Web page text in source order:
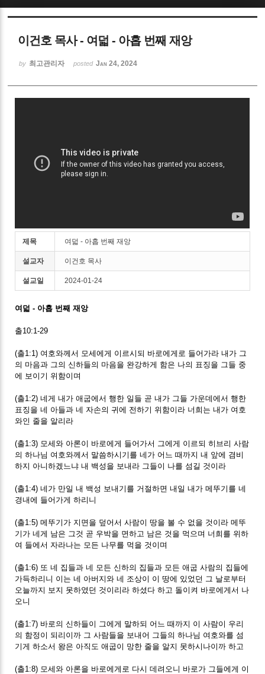
이건호 목사 - 여덟 - 아홉 번째 재앙
by 최고관리자 posted Jan 24, 2024
제목 여덟 - 아홉 번째 재앙
설교자 이건호 목사
설교일 2024-01-24
여덟 - 아홉 번째 재앙
출10:1-29
(출1:1) 여호와께서 모세에게 이르시되 바로에게로 들어가라 내가 그
의 마음과 그의 신하들의 마음을 완강하게 함은 나의 표징을 그들 중
에 보이기 위함이며
(출1:2) 네게 내가 애굽에서 행한 일들 곧 내가 그들 가운데에서 행한
표징을 네 아들과 네 자손의 귀에 전하기 위함이라 너희는 내가 여호
와인 줄을 알리라
(출1:3) 모세와 아론이 바로에게 들어가서 그에게 이르되 히브리 사람
의 하나님 여호와께서 말씀하시기를 네가 어느 때까지 내 앞에 겸비
하지 아니하겠느냐 내 백성을 보내라 그들이 나를 섬길 것이라
(출1:4) 네가 만일 내 백성 보내기를 거절하면 내일 내가 메뚜기를 네
경내에 들어가게 하리니
(출1:5) 메뚜기가 지면을 덮어서 사람이 땅을 볼 수 없을 것이라 메뚜
기가 네게 남은 그것 곧 우박을 면하고 남은 것을 먹으며 너희를 위하
여 들에서 자라나는 모든 나무를 먹을 것이며
(출1:6) 또 네 집들과 네 모든 신하의 집들과 모든 애굽 사람의 집들에
가득하리니 이는 네 아버지와 네 조상이 이 땅에 있었던 그 날로부터
오늘까지 보지 못하였던 것이리라 하셨다 하고 돌이켜 바로에게서 나
오니
(출1:7) 바로의 신하들이 그에게 말하되 어느 때까지 이 사람이 우리
의 함정이 되리이까 그 사람들을 보내어 그들의 하나님 여호와를 섬
기게 하소서 왕은 아직도 애굽이 망한 줄을 알지 못하시나이까 하고
(출1:8) 모세와 아론을 바로에게로 다시 데려오니 바로가 그들에게 이
Sketchbook5, 스케치북5